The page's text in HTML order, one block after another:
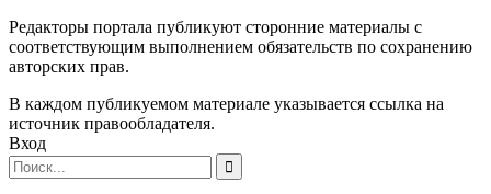
Редакторы портала публикуют сторонние материалы с
соответствующим выполнением обязательств по сохранению
авторских прав.
В каждом публикуемом материале указывается ссылка на
источник правообладателя.
Вход